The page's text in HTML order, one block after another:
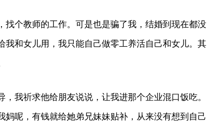
个教师的工作。可是也是骗了我，结婚到现在都没
和女儿用，我只能自己做零工养活自己和女儿。其
我祈求他给朋友说说，让我进那个企业混口饭吃。
呢，有钱就给她弟兄妹妹贴补，从来没有想到自己